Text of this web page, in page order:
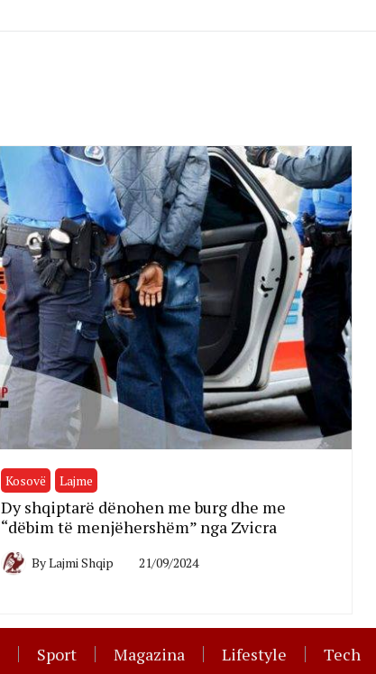
Kosovë Lajme
Dy shqiptarë dënohen me burg dhe me
“dëbim të menjëhershëm” nga Zvicra
ByLajmi Shqip 21/09/2024
Sport Magazina Lifestyle Tech